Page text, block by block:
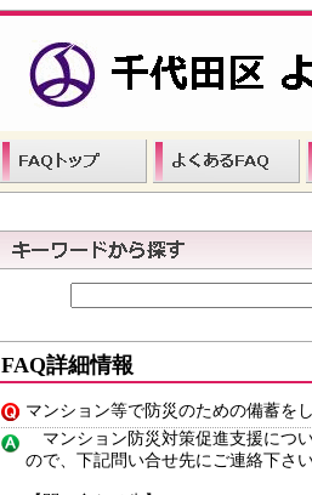
FAQ詳細情報
マンション等で防災のための備蓄を
マンション防災対策促進支援につ
ので、下記問い合せ先にご連絡下さい